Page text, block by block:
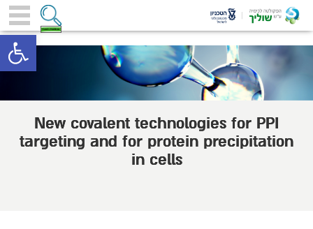
New covalent technologies for PPI
targeting and for protein precipitation
in cells